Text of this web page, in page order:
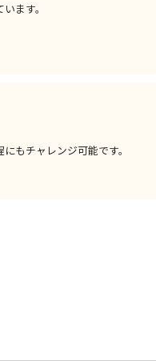
ます。
もチャレンジ可能です。